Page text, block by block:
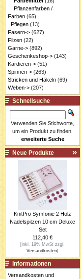
Pflanzenfarben /
Farben(65)
Pflegen(13)
Fasern->(627)
Filzen(22)
Garne->(892)
Geschenkeshop->(143)
Kardieren->(51)
Spinnen->(263)
Stricken und Häkeln(69)
Weben->(207)
Schnellsuche
Verwenden Sie Stichworte,
um ein Produkt zu finden.
erweiterte Suche
Neue Produkte
KnitPro Symfonie 2 Holz
Nadelspitzen 10 cm Deluxe
Set
112,40 €
[inkl. 19% MwSt zzgl.
Versandkosten]
Informationen
Versandkosten und